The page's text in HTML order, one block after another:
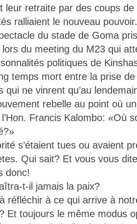
leur retraite par des coups
ralliaient le nouveau pouvoir.
du stade de Goma
du meeting du M23 qui
politiques de
temps mort entre la prise
qui ne vinrent qu’au
rebelle au point où
Francis Kalombo: «Où
s’étaient tues ou avaient
Qui sait? Et vous vous
donc!
t-il jamais la paix?
réfléchir à ce qui arrive à
Et toujours le même modus